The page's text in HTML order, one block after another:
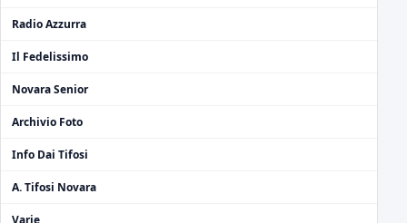
Radio Azzurra
Il Fedelissimo
Novara Senior
Archivio Foto
Info Dai Tifosi
A. Tifosi Novara
Varie